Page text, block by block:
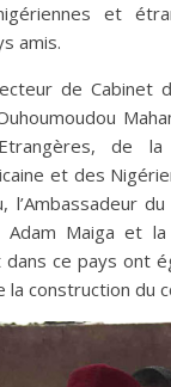
et
amis.
de Cabinet
de la
et des
l’Ambassadeur
Adam Maiga et
dans ce pays ont
la construction du